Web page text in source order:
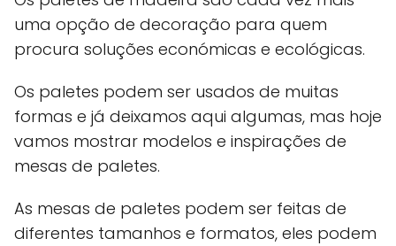
uma opção de decoração para quem
procura soluções económicas e ecológicas.
Os paletes podem ser usados de muitas
formas e já deixamos aqui algumas, mas hoje
vamos mostrar modelos e inspirações de
mesas de paletes.
As mesas de paletes podem ser feitas de
diferentes tamanhos e formatos, eles podem